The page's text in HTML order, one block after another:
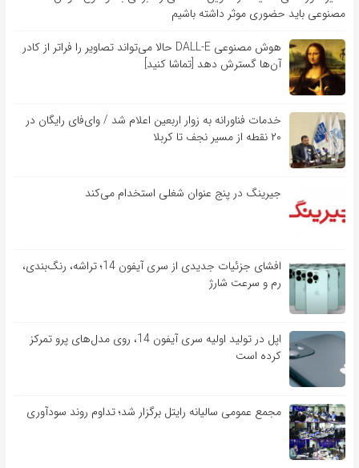
مصنوعی باید حضوری موثر داشته باشیم
هوش مصنوعی DALL-E حالا می‌تواند تصاویر را فراتر از کادر
آن‌ها گسترش دهد [تماشا کنید]
خدمات فناورانه به زوار اربعین اعلام شد / وای‌فای رایگان در
۲۰ نقطه از مسیر نجف تا کربلا
جیرینگ در پنج عنوان شغلی استخدام می‌کند
افشای جزئیات جدیدی از سری آیفون 14؛ تراشه، رنگ‌بندی،
رم و سرعت شارژ
اپل در تولید اولیه سری آیفون 14، روی مدل‌های پرو تمرکز
کرده است
مجمع عمومی سالیانه رایتل برگزار شد؛ تداوم روند سودآوری